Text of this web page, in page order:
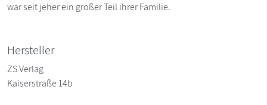
war seit jeher ein großer Teil ihrer Familie.
Hersteller
ZS Verlag
Kaiserstraße 14b